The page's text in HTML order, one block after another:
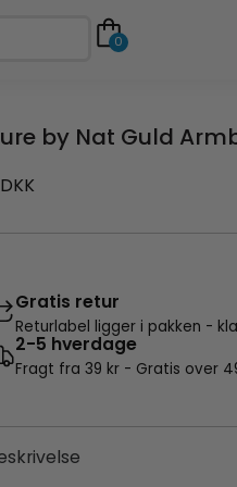
0
by Nat Guld
DKK
Gratis retur
Returlabel ligger i pakken -
2-5 hverdage
Fragt fra 39 kr - Gratis over